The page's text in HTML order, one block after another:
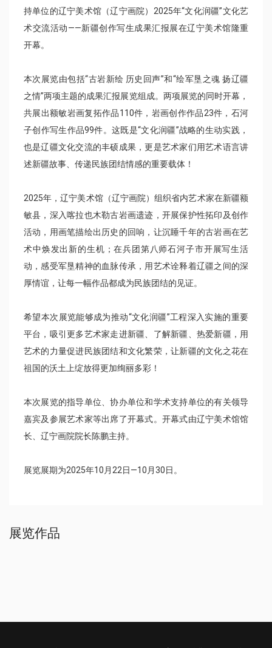
持单位的辽宁美术馆（辽宁画院）2025年“文化润疆”文化艺
术交流活动——新疆创作写生成果汇报展在辽宁美术馆隆重
开幕。
本次展览由包括“古岩新绘 历史回声”和“绘军垦之魂 扬辽疆
之情”两项主题的成果汇报展览组成。两项展览的同时开幕，
共展出额敏岩画复拓作品110件，岩画创作作品23件，石河
子创作写生作品99件。这既是“文化润疆”战略的生动实践，
也是辽疆文化交流的丰硕成果，更是艺术家们用艺术语言讲
述新疆故事、传递民族团结情感的重要载体！
2025年，辽宁美术馆（辽宁画院）组织省内艺术家在新疆额
敏县，深入喀拉也木勒古岩画遗迹，开展保护性拓印及创作
活动，用画笔描绘出历史的回响，让沉睡千年的古岩画在艺
术中焕发出新的生机；在兵团第八师石河子市开展写生活
动，感受军垦精神的血脉传承，用艺术诠释着辽疆之间的深
厚情谊，让每一幅作品都成为民族团结的见证。
希望本次展览能够成为推动“文化润疆”工程深入实施的重要
平台，吸引更多艺术家走进新疆、了解新疆、热爱新疆，用
艺术的力量促进民族团结和文化繁荣，让新疆的文化之花在
祖国的沃土上绽放得更加绚丽多彩！
本次展览的指导单位、协办单位和学术支持单位的有关领导
嘉宾及参展艺术家等出席了开幕式。开幕式由辽宁美术馆馆
长、辽宁画院院长陈鹏主持。
展览展期为2025年10月22日—10月30日。
展览作品